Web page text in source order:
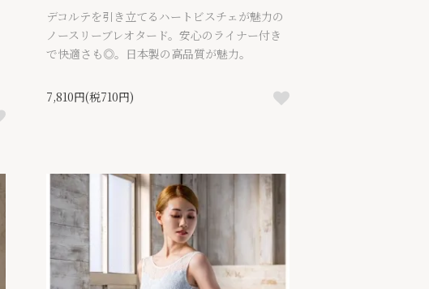
デコルテを引き立てるハートビスチェが魅力の
ノースリーブレオタード。安心のライナー付き
で快適さも◎。日本製の高品質が魅力。
7,810円(税710円)